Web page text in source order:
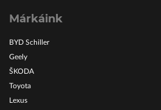
Márkáink
BYD Schiller
Geely
ŠKODA
Toyota
Lexus